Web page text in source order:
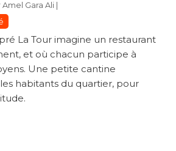
Amel Gara Ali
La Tour imagine un restaurant
et où chacun participe à
Une petite cantine
habitants du quartier, pour